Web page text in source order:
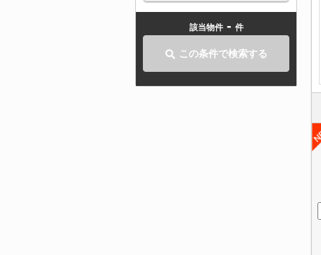
該当物件 - 件
この条件で検索する